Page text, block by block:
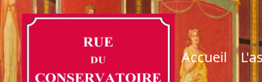
Accueil